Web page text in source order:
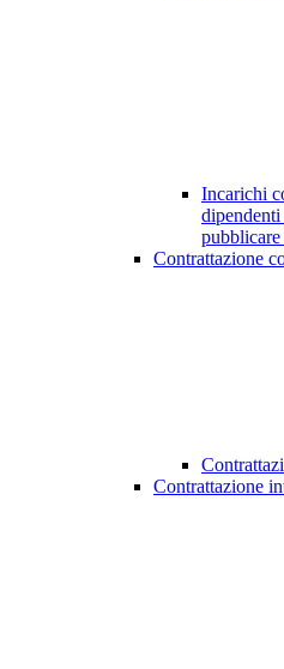
Incarichi
Contrattazione
Contrattazione